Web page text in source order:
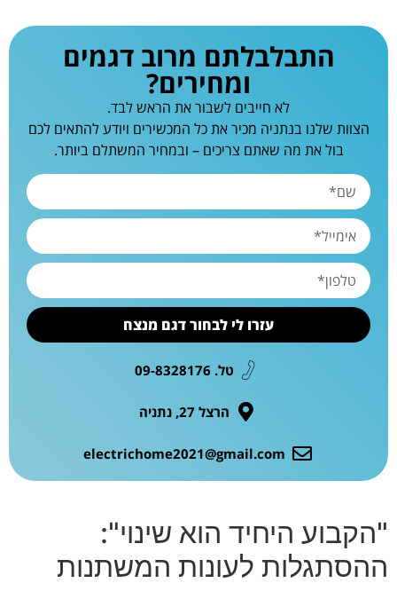
התבלבלתם מרוב דגמים
ומחירים?
לא חייבים לשבור את הראש לבד.
הצוות שלנו בנתניה מכיר את כל המכשירים ויודע להתאים לכם
בול את מה שאתם צריכים – ובמחיר המשתלם ביותר.
עזרו לי לבחור דגם מנצח
טל. 09-8328176
הרצל 27, נתניה
electrichome2021@gmail.com
"הקבוע היחיד הוא שינוי":
ההסתגלות לעונות המשתנות